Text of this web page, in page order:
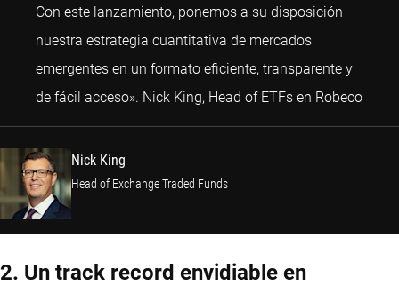
Con este lanzamiento, ponemos a su disposición
nuestra estrategia cuantitativa de mercados
emergentes en un formato eficiente, transparente y
de fácil acceso». Nick King, Head of ETFs en RobecoNick
Nick King
Head of Exchange Traded Funds
2. Un track record envidiable en